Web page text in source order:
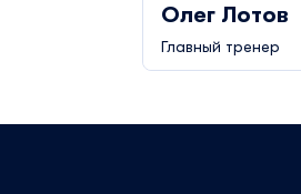
Олег Лотов
Главный тренер